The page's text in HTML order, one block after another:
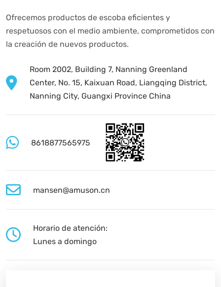
Ofrecemos productos de escoba eficientes y
respetuosos con el medio ambiente, comprometidos con
la creación de nuevos productos.
Room 2002, Building 7, Nanning Greenland
Center, No. 15, Kaixuan Road, Liangqing District,
Nanning City, Guangxi Province China
8618877565975
mansen@amuson.cn
Horario de atención:
Lunes a domingo